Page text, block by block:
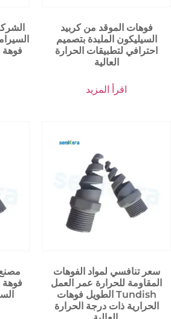
فوهات الموقد من كربيد
السيليكون الملبدة بتصميم
احترافي لتطبيقات الحرارة
العالية
اقرأ المزيد
فوهة
سعر تنافسي لمواد الفوهات
المقاومة للحرارة عمر العمل
الطويل فوهات Tundish
الحرارية ذات درجة الحرارة